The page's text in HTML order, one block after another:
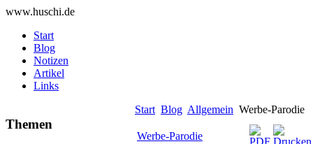
www.huschi.de
Start
Blog
Notizen
Artikel
Links
Themen
Start Blog Allgemein Werbe-Parodie
Werbe-Parodie